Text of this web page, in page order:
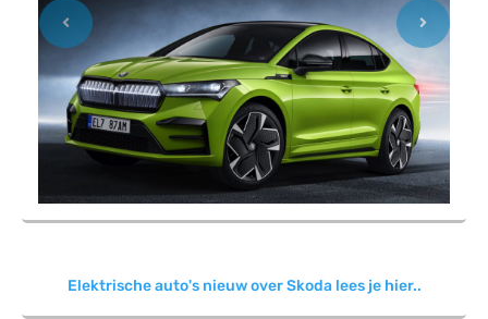
Previous Next
Elektrische auto's nieuw over Skoda lees je hier..